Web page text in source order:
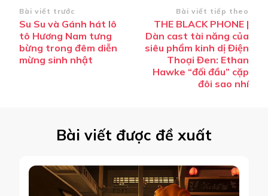
Điều
hướng
bài
viết
Bài viết trước
Su Su và Gánh hát lô
tô Hương Nam tưng
bừng trong đêm diễn
mừng sinh nhật
Bài viết tiếp theo
THE BLACK PHONE |
Dàn cast tài năng của
siêu phẩm kinh dị Điện
Thoại Đen: Ethan
Hawke “đối đầu” cặp
đôi sao nhí
Bài viết được đề xuất